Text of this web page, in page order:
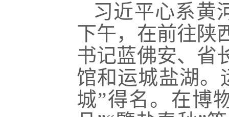
习近平心系黄
下午，在前往陕
书记蓝佛安、省
馆和运城盐湖。
城”得名。在博